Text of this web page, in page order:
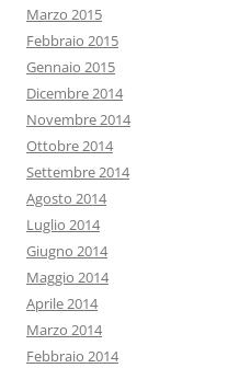
Marzo 2015
Febbraio 2015
Gennaio 2015
Dicembre 2014
Novembre 2014
Ottobre 2014
Settembre 2014
Agosto 2014
Luglio 2014
Giugno 2014
Maggio 2014
Aprile 2014
Marzo 2014
Febbraio 2014